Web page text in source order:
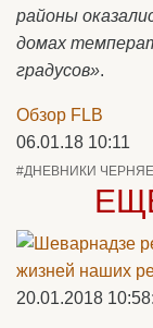
районы
домах
градусов».
Обзор FLB
06.01.18 10:11
#ДНЕВНИКИ
20.01.2018